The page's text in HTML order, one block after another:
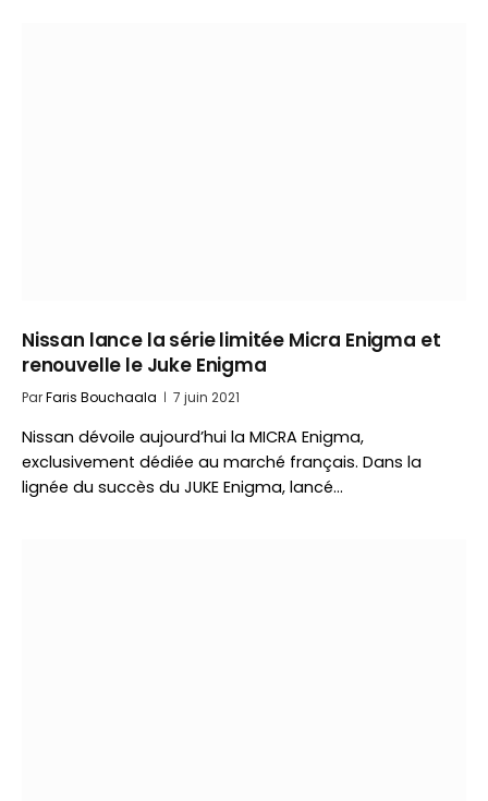
Nissan lance la série limitée Micra Enigma et
renouvelle le Juke Enigma
ParFaris Bouchaala 7 juin 2021
Nissan dévoile aujourd’hui la MICRA Enigma,
exclusivement dédiée au marché français. Dans la
lignée du succès du JUKE Enigma, lancé…